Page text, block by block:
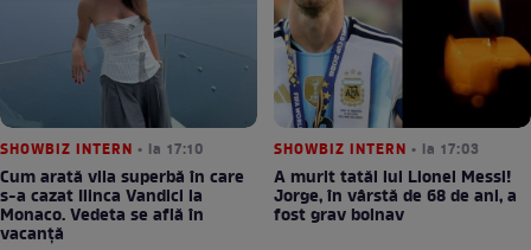
SHOWBIZ INTERN • la 17:10
Cum arată vila superbă în care
s-a cazat Ilinca Vandici la
Monaco. Vedeta se află în
vacanță
SHOWBIZ INTERN • la 17:03
A murit tatăl lui Lionel Messi!
Jorge, în vârstă de 68 de ani, a
fost grav bolnav